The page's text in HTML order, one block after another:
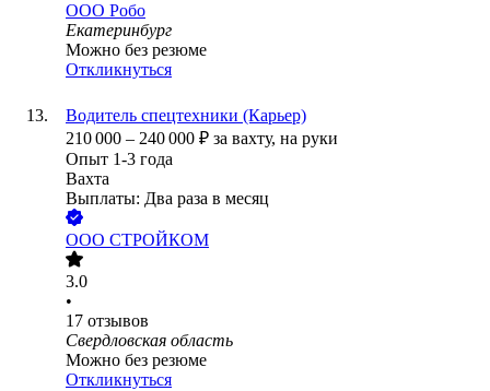
ООО Робо
Екатеринбург
Можно без резюме
Откликнуться
Водитель спецтехники (Карьер)
210 000 – 240 000 ₽ за вахту, на руки
Опыт 1-3 года
Вахта
Выплаты: Два раза в месяц
ООО СТРОЙКОМ
3.0
•
17 отзывов
Свердловская область
Можно без резюме
Откликнуться